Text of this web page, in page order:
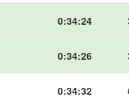
0:34:24
0:34:26
0:34:32